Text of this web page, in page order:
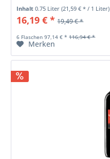
Inhalt0.75 Liter(21,59 € * / 1 Liter)
16,19 € * 19,49 € *
6 Flaschen 97,14 € * 116,94 € *
Merken